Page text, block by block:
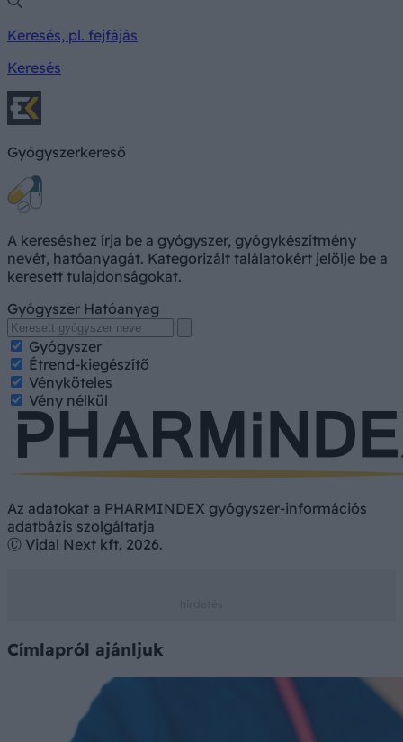
Keresés, pl. fejfájás
Keresés
Gyógyszerkereső
A kereséshez írja be a gyógyszer, gyógykészítmény
nevét, hatóanyagát. Kategorizált találatokért jelölje be a
keresett tulajdonságokat.
Gyógyszer Hatóanyag
Gyógyszer
Étrend-kiegészítő
Vényköteles
Vény nélkül
Az adatokat a PHARMINDEX gyógyszer-információs
adatbázis szolgáltatja
Ⓒ Vidal Next kft. 2026.
Címlapról ajánljuk